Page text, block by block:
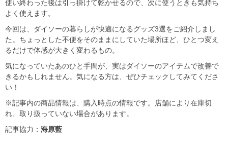
使い終わった後は引っ掛けて乾かせるので、次に使うときも気持ち
よく使えます。
今回は、ダイソーの暮らしが快適になるグッズ3選をご紹介しまし
た。ちょっとした不便をそのままにしていた場所ほど、ひとつ変え
るだけで体感が大きく変わるもの。
気になっていたあのひと手間が、実はダイソーのアイテムで改善で
きるかもしれません。気になる方は、ぜひチェックしてみてくださ
い！
※記事内の商品情報は、購入時点の情報です。店舗により在庫切
れ、取り扱っていない場合があります。
記事協力： 海原藍